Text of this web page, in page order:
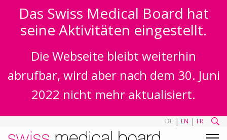
Das Swiss Medical Board hat
seine Aktivitäten eingestellt.
Die Webseite bleibt weiterhin
abrufbar, wird aber nach dem 30. Juni
2022 nicht mehr aktualisiert.
DE | EN | FR